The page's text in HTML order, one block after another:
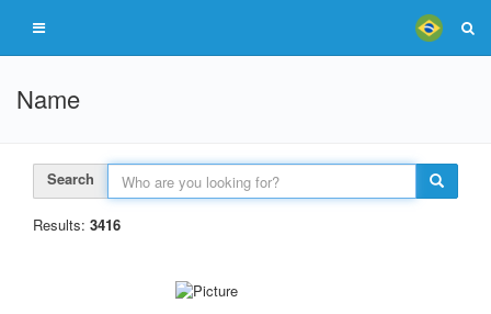
Name
Search
Results: 3416